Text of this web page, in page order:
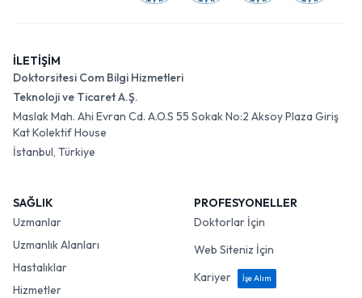
İLETİŞİM
Doktorsitesi Com Bilgi Hizmetleri
Teknoloji ve Ticaret A.Ş.
Maslak Mah. Ahi Evran Cd. A.O.S 55 Sokak No:2 Aksoy Plaza Giriş
Kat Kolektif House
İstanbul, Türkiye
SAĞLIK
Uzmanlar
Uzmanlık Alanları
Hastalıklar
Hizmetler
PROFESYONELLER
Doktorlar İçin
Web Siteniz İçin
Kariyer
İşe Alım